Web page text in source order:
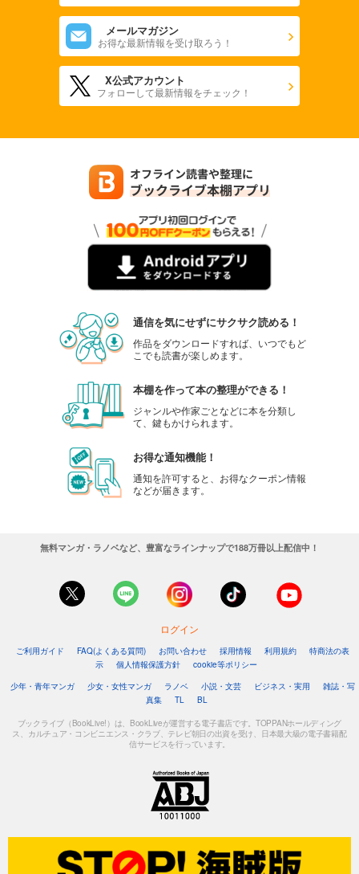
メールマガジン
お得な最新情報を受け取ろう！
X公式アカウント
フォローして最新情報をチェック！
通信を気にせずにサクサク読める！
作品をダウンロードすれば、いつでもど
こでも読書が楽しめます。
本棚を作って本の整理ができる！
ジャンルや作家ごとなどに本を分類し
て、鍵もかけられます。
お得な通知機能！
通知を許可すると、お得なクーポン情報
などが届きます。
無料マンガ・ラノベなど、豊富なラインナップで188万冊以上配信中！
ログイン
ご利用ガイド FAQ(よくある質問) お問い合わせ 採用情報 利用規約
特商法の表
示
個人情報保護方針
cookie等ポリシー
少年・青年マンガ
少女・女性マンガ ラノベ 小説・文芸 ビジネス・実用
雑誌・写
真集
TL BL
ブックライブ（BookLive!）は、BookLiveが運営する電子書店です。TOPPANホールディング
ス、カルチュア・コンビニエンス・クラブ、テレビ朝日の出資を受け、日本最大級の電子書籍配
信サービスを行っています。